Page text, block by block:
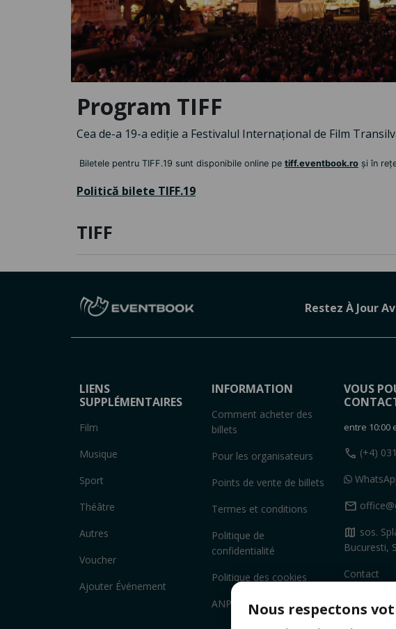
Program TIFF
Cea de-a 19-a ediție a Festivalul Internațional de Film
Biletele pentru TIFF.19 sunt disponibile online pe tiff.eventbook.ro și în
Politică bilete TIFF.19
TIFF
Restez À Jour
LIENS
SUPPLÉMENTAIRES
Film
Musique
Sport
Théâtre
Autres
Voucher
Ajouter Événement
INFORMATION
Comment acheter des
billets
Pour les organisateurs
Points de vente de billets
Termes et conditions
Politique de
confidentialité
Politique des cookies
ANPC
VOUS
entre 10:00
call (+4)
mail
map sos.
Bucuresti,
Contact
Nous respectons